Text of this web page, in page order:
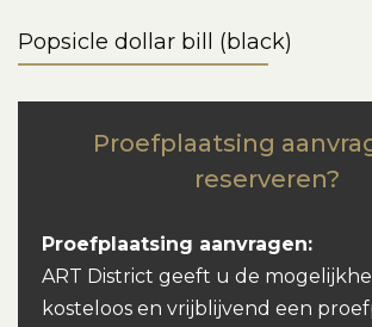
Popsicle dollar bill (black)
Proefplaatsing
reserveren?
Proefplaatsing aanvragen:
ART District geeft u de
kosteloos en vrijblijvend een